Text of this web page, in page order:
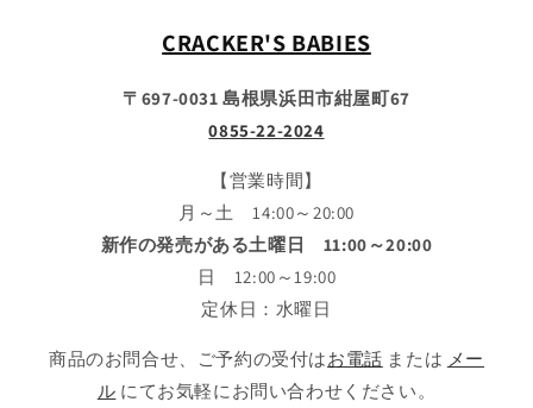
CRACKER'S BABIES
〒697-0031 島根県浜田市紺屋町67
0855-22-2024
【営業時間】
月～土 14:00～20:00
新作の発売がある土曜日 11:00～20:00
日 12:00～19:00
定休日：水曜日
商品のお問合せ、ご予約の受付はお電話 または メー
ル にてお気軽にお問い合わせください。